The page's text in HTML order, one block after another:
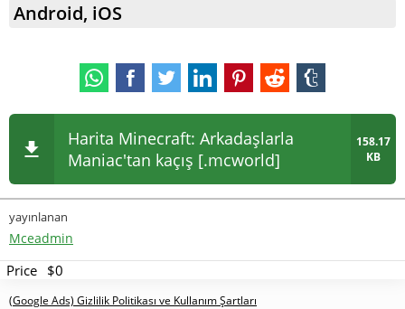
Android, iOS
Harita Minecraft: Arkadaşlarla
Maniac'tan kaçış [.mcworld]
158.17
KB
yayınlanan
Mceadmin
Price $0
(Google Ads) Gizlilik Politikası ve Kullanım Şartları